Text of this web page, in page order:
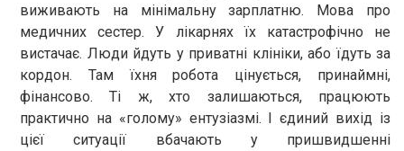
виживають на мінімальну зарплатню. Мова про
медичних сестер. У лікарнях їх катастрофічно не
вистачає. Люди йдуть у приватні клініки, або їдуть за
кордон. Там їхня робота цінується, принаймні,
фінансово. Ті ж, хто залишаються, працюють
практично на «голому» ентузіазмі. І єдиний вихід із
цієї ситуації вбачають у пришвидшенні